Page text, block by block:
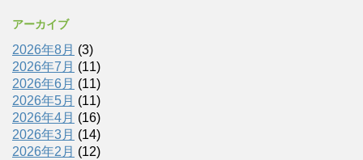
アーカイブ
2026年8月 (3)
2026年7月 (11)
2026年6月 (11)
2026年5月 (11)
2026年4月 (16)
2026年3月 (14)
2026年2月 (12)